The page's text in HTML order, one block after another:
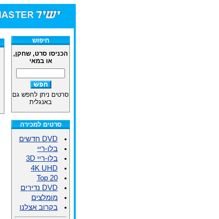
חיפוש
הכניסו סרט, שחקן,
או במאי
סרטים ניתן לחפש גם
באנגלית
סרטים למכירה
DVD חדשים
בלו-ריי
בלו-ריי 3D
4K UHD
Top 20
DVD נדירים
מומלצים
בקרוב אצלנו